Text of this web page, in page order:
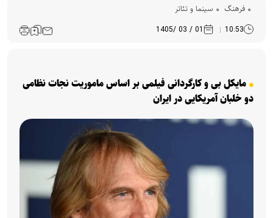
فرهنگ‌ سینما و تئاتر
10:53
01 / 03 /1405
مایکل بی و کارگردانی فیلمی بر اساس ماموریت نجات نظامی
دو خلبان آمریکایی در ایران